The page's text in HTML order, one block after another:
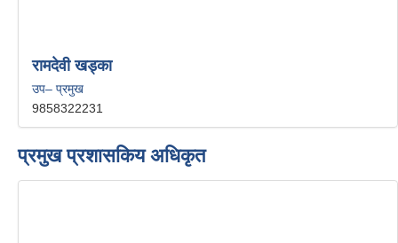
रामदेवी खड्का
उप– प्रमुख
9858322231
प्रमुख प्रशासकिय अधिकृत